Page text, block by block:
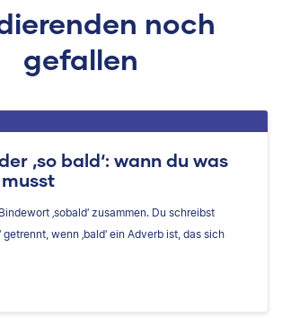
noch
gefallen
‚so bald‘: wann du was
‚sobald‘ zusammen. Du schreibst
getrennt, wenn ‚bald‘ ein Adverb ist, das sich